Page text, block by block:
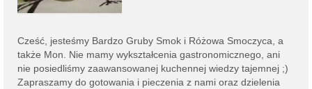
Cześć, jesteśmy Bardzo Gruby Smok i Różowa Smoczyca, a
także Mon. Nie mamy wykształcenia gastronomicznego, ani
nie posiedliśmy zaawansowanej kuchennej wiedzy tajemnej ;)
Zapraszamy do gotowania i pieczenia z nami oraz dzielenia